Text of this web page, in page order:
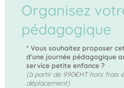
Organisez
pédagogique
* Vous souhaitez proposer
d'une journée pédagogique
service petite enfance ?
(à partir de 990€HT hors frais
déplacement)